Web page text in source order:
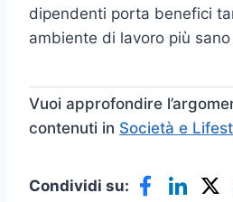
dipendenti porta benefici
ambiente di lavoro più
Vuoi approfondire
contenuti in Società e
Condividi su: